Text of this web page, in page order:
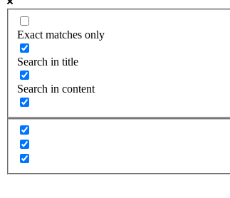
Exact matches only
Search in title
Search in content